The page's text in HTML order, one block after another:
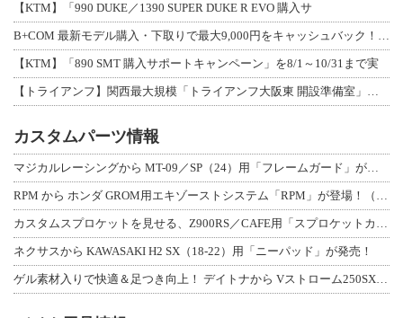
【KTM】「990 DUKE／1390 SUPER DUKE R EVO 購入サ
B+COM 最新モデル購入・下取りで最大9,000円をキャッシュバック！「B+F
【KTM】「890 SMT 購入サポートキャンペーン」を8/1～10/31まで実
【トライアンフ】関西最大規模「トライアンフ大阪東 開設準備室」がオープン！ 限定
カスタムパーツ情報
マジカルレーシングから MT-09／SP（24）用「フレームガード」が登場！
RPM から ホンダ GROM用エキゾーストシステム「RPM」が登場！（動画あり
カスタムスプロケットを見せる、Z900RS／CAFE用「スプロケットカバーフルキ
ネクサスから KAWASAKI H2 SX（18-22）用「ニーパッド」が発売！
ゲル素材入りで快適＆足つき向上！ デイトナから Vストローム250SX用「快適ロ